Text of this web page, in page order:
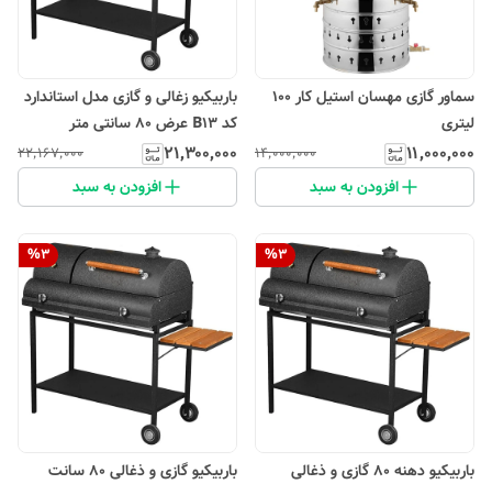
سماور گازی مهسان استیل کار 100
لیتری
۱۱٬۰۰۰٬۰۰۰ ۱۴٬۰۰۰٬۰۰۰
افزودن به سبد
باربیکیو زغالی و گازی مدل استاندارد
کد B13 عرض 80 سانتی متر
۲۱٬۳۰۰٬۰۰۰ ۲۲٬۱۶۷٬۰۰۰
افزودن به سبد
%3
باربیکیو دهنه 80 گازی و ذغالی
%3
باربیکیو گازی و ذغالی 80 سانت